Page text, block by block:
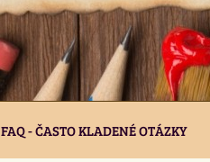
FAQ - ČASTO KLADENÉ OTÁZKY